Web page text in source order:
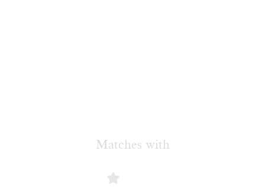
Matches with